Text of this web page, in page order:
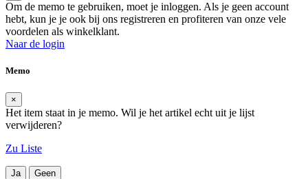
Om de memo te gebruiken, moet je inloggen. Als je geen account
hebt, kun je je ook bij ons registreren en profiteren van onze vele
voordelen als winkelklant.
Naar de login
Memo
×
Het item staat in je memo. Wil je het artikel echt uit je lijst
verwijderen?
Zu Liste
Ja Geen